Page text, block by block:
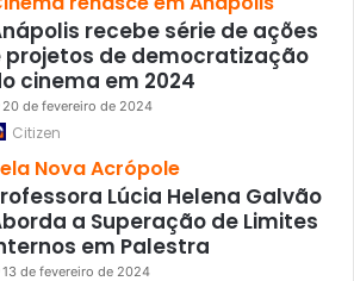
recebe série de ações
projetos de democratização
cinema em 2024
20 de fevereiro de 2024
Citizen
Nova Acrópole
Lúcia Helena Galvão
a Superação de Limites
em Palestra
13 de fevereiro de 2024